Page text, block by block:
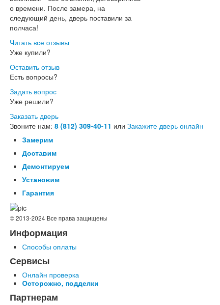
о времени. После замера, на
следующий день, дверь поставили за
полчаса!
Читать все отзывы
Уже купили?
Оставить отзыв
Есть вопросы?
Задать вопрос
Уже решили?
Заказать дверь
Звоните нам: 8 (812) 309-40-11 или Закажите дверь онлайн
Замерим
Доставим
Демонтируем
Установим
Гарантия
© 2013-2024 Все права защищены
Информация
Способы оплаты
Сервисы
Онлайн проверка
Осторожно, подделки
Партнерам